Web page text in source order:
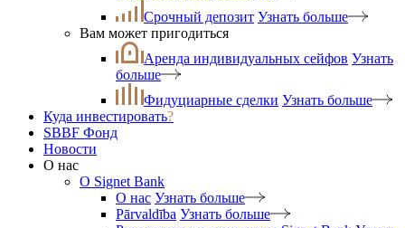
Срочный депозит Узнать больше
Вам может пригодиться
Аренда индивидуальных сейфов Узнать
больше
Фидуциарные сделки Узнать больше
Куда инвестировать?
SBBF Фонд
Новости
О нас
O Signet Bank
О нас Узнать больше
Pārvaldība Узнать больше